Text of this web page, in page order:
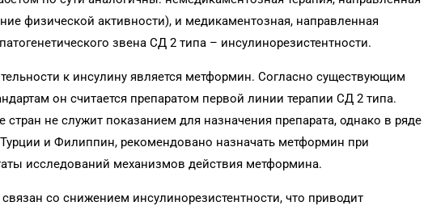
физической активности), и медикаментозная, направленная
звена СД 2 типа – инсулинорезистентности.
к инсулину является метформин. Согласно существующим
он считается препаратом первой линии терапии СД 2 типа.
не служит показанием для назначения препарата, однако в ряде
и Филиппин, рекомендовано назначать метформин при
исследований механизмов действия метформина.
со снижением инсулинорезистентности, что приводит